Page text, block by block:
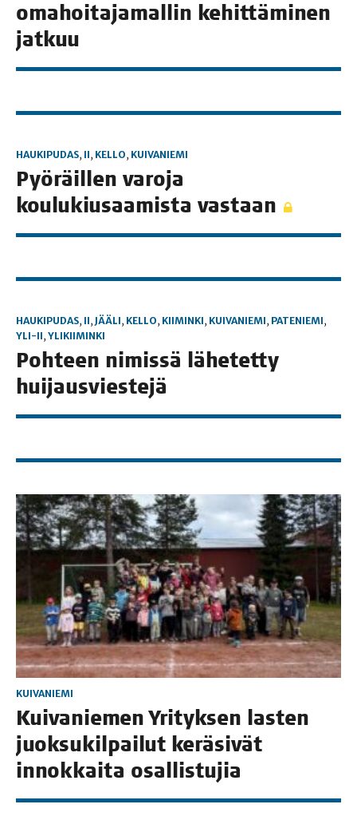
oma­hoi­ta­ja­mal­lin kehit­tä­mi­nen
jatkuu
HAUKIPUDAS, II, KELLO, KUIVANIEMI
Pyö­räil­len varo­ja
kou­lu­kiusaa­mis­ta vastaan
HAUKIPUDAS, II, JÄÄLI, KELLO, KIIMINKI, KUIVANIEMI, PATENIEMI,
YLI-II, YLIKIIMINKI
Poh­teen nimis­sä lähe­tet­ty
huijausviestejä
KUIVANIEMI
Kui­va­nie­men Yri­tyk­sen las­ten
juok­su­kil­pai­lut kerä­si­vät
innok­kai­ta osallistujia